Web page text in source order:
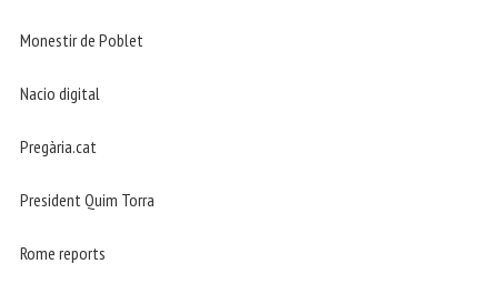
Monestir de Poblet
Nacio digital
Pregària.cat
President Quim Torra
Rome reports